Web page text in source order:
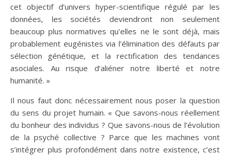
cet objectif d’univers hyper-scientifique régulé par les
données, les sociétés deviendront non seulement
beaucoup plus normatives qu’elles ne le sont déjà, mais
probablement eugénistes via l’élimination des défauts par
sélection génétique, et la rectification des tendances
asociales. Au risque d’aliéner notre liberté et notre
humanité. »
Il nous faut donc nécessairement nous poser la question
du sens du projet humain. « Que savons-nous réellement
du bonheur des individus ? Que savons-nous de l’évolution
de la psyché collective ? Parce que les machines vont
s’intégrer plus profondément dans notre existence, c’est